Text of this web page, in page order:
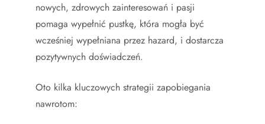
nowych, zdrowych zainteresowań i pasji
pomaga wypełnić pustkę, która mogła być
wcześniej wypełniana przez hazard, i dostarcza
pozytywnych doświadczeń.
Oto kilka kluczowych strategii zapobiegania
nawrotom: